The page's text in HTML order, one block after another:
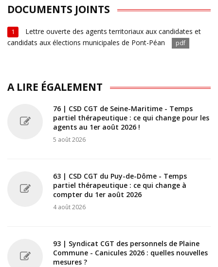
DOCUMENTS JOINTS
1
Lettre ouverte des agents territoriaux aux candidates et
candidats aux élections municipales de Pont-Péan
pdf
A LIRE ÉGALEMENT
76 | CSD CGT de Seine-Maritime - Temps
partiel thérapeutique : ce qui change pour les
agents au 1er août 2026 !
5 août 2026
63 | CSD CGT du Puy-de-Dôme - Temps
partiel thérapeutique : ce qui change à
compter du 1er août 2026
4 août 2026
93 | Syndicat CGT des personnels de Plaine
Commune - Canicules 2026 : quelles nouvelles
mesures ?